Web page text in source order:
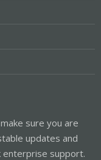
sure you are
updates and
enterprise support.